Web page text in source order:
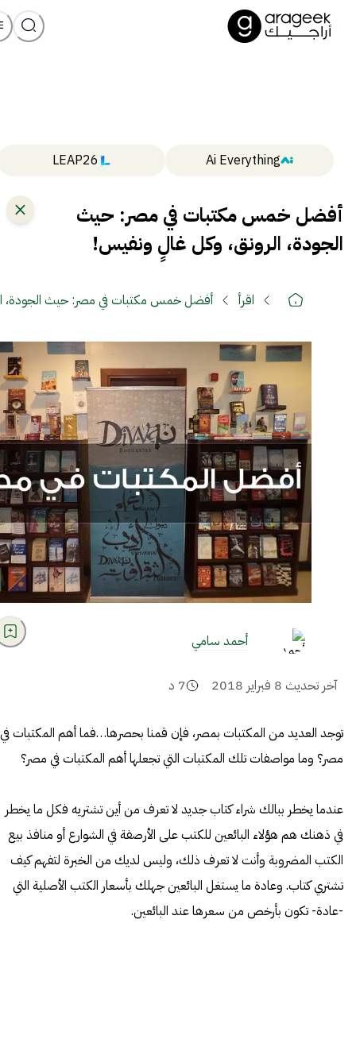
Ai Everything
LEAP26
أفضل خمس مكتبات في مصر: حيث
الجودة، الرونق، وكل غالٍ ونفيس!
اقرأ أفضل خمس مكتبات في مصر: حيث الجودة،
أحمد سامي
آخر تحديث 8 فبراير 2018 7 د
توجد العديد من المكتبات بمصر، فإن قمنا بحصرها…فما أهم المكتبات في
مصر؟ وما مواصفات تلك المكتبات التي تجعلها أهم المكتبات في مصر؟
عندما يخطر ببالك شراء كتاب جديد لا تعرف من أين تشتريه فكل ما يخطر
في ذهنك هم هؤلاء البائعين للكتب على الأرصفة في الشوارع أو منافذ بيع
الكتب المضروبة وأنت لا تعرف ذلك، وليس لديك من الخبرة لتفهم كيف
تشتري كتاب. وعادة ما يستغل البائعين جهلك بأسعار الكتب الأصلية التي
-عادة- تكون بأرخص من سعرها عند البائعين.